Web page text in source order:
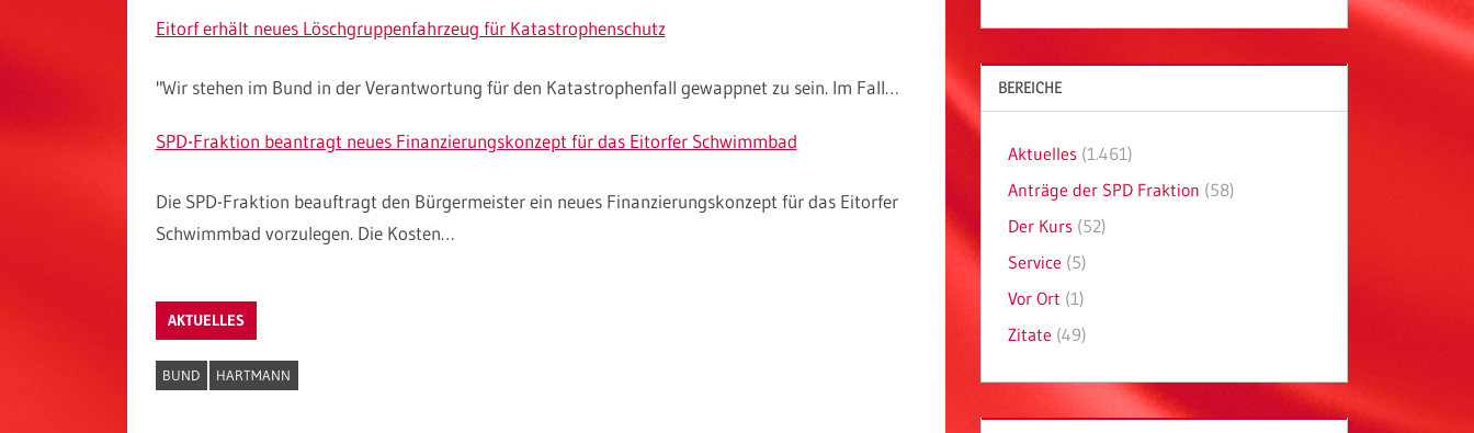
Eitorf erhält neues Löschgruppenfahrzeug für Katastrophenschutz
"Wir stehen im Bund in der Verantwortung für den Katastrophenfall gewappnet zu sein. Im Fall…
SPD-Fraktion beantragt neues Finanzierungskonzept für das Eitorfer Schwimmbad
Die SPD-Fraktion beauftragt den Bürgermeister ein neues Finanzierungskonzept für das Eitorfer
Schwimmbad vorzulegen. Die Kosten…
AKTUELLES
BUND HARTMANN
BEREICHE
Aktuelles (1.461)
Anträge der SPD Fraktion (58)
Der Kurs (52)
Service (5)
Vor Ort (1)
Zitate (49)